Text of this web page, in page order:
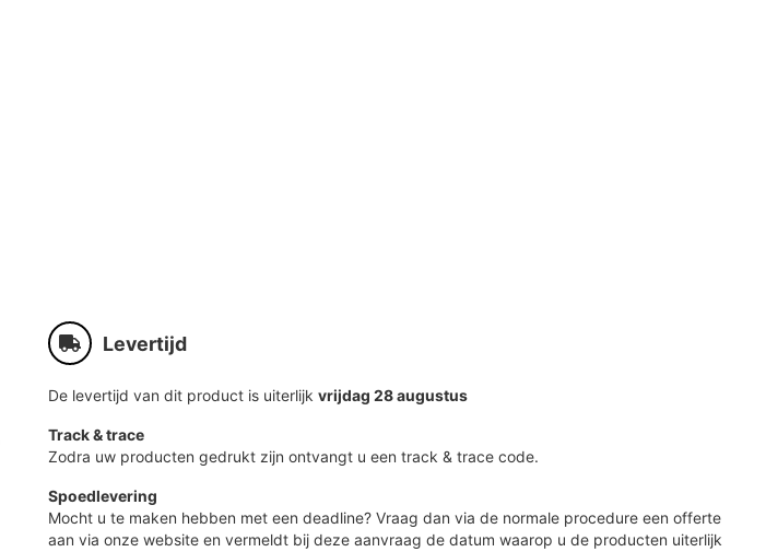
Levertijd
De levertijd van dit product is uiterlijk vrijdag 28 augustus
Track & trace
Zodra uw producten gedrukt zijn ontvangt u een track & trace code.
Spoedlevering
Mocht u te maken hebben met een deadline? Vraag dan via de normale procedure een offerte
aan via onze website en vermeldt bij deze aanvraag de datum waarop u de producten uiterlijk